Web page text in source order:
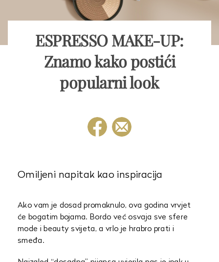
ESPRESSO MAKE-UP:
Znamo kako postići
popularni look
Omiljeni napitak kao inspiracija
Ako vam je dosad promaknulo, ova godina vrvjet
će bogatim bojama. Bordo već osvaja sve sfere
mode i beauty svijeta, a vrlo je hrabro prati i
smeđa.